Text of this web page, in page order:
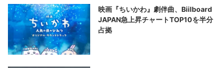
映画『ちいかわ』劇伴曲、Biilboard
JAPAN急上昇チャートTOP10を半分
占拠